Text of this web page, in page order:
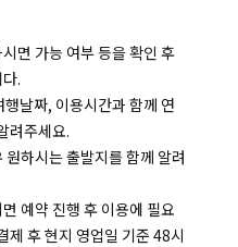
면 가능 여부 등을 확인 후
.
날짜, 이용시간과 함께 연
려주세요.
하시는 출발지를 함께 알려
예약 진행 후 이용에 필요
제 후 현지 영업일 기준 48시